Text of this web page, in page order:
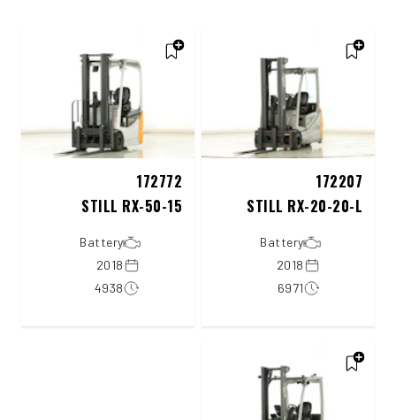
172207
STILL RX-20-20-L
Battery
2018
6971
172772
STILL RX-50-15
Battery
2018
4938